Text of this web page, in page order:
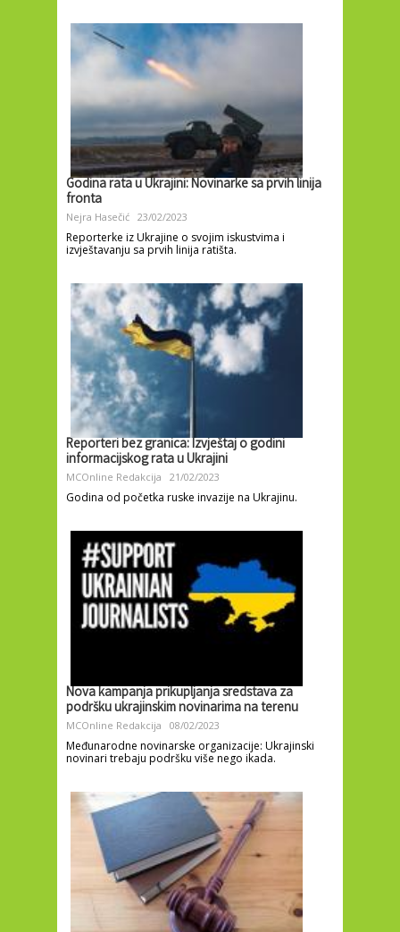
Godina rata u Ukrajini: Novinarke sa prvih linija
fronta
Nejra Hasečić 23/02/2023
Reporterke iz Ukrajine o svojim iskustvima i
izvještavanju sa prvih linija ratišta.
Reporteri bez granica: Izvještaj o godini
informacijskog rata u Ukrajini
MCOnline Redakcija 21/02/2023
Godina od početka ruske invazije na Ukrajinu.
Nova kampanja prikupljanja sredstava za
podršku ukrajinskim novinarima na terenu
MCOnline Redakcija 08/02/2023
Međunarodne novinarske organizacije: Ukrajinski
novinari trebaju podršku više nego ikada.